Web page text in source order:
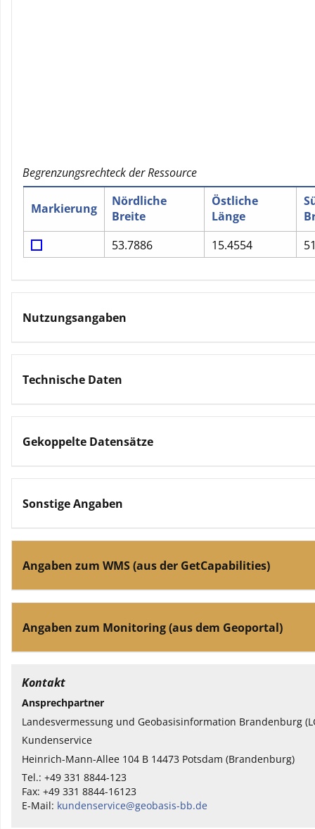
Begrenzungsrechteck der Ressource
Markierung
Nördliche
Breite
Östliche
Länge
53.7886
15.4554
Nutzungsangaben
Technische Daten
Gekoppelte Datensätze
Sonstige Angaben
Angaben zum WMS (aus der GetCapabilities)
Angaben zum Monitoring (aus dem Geoportal)
Kontakt
Ansprechpartner
Landesvermessung und Geobasisinformation Brandenburg
Kundenservice
Heinrich-Mann-Allee 104 B 14473 Potsdam (Brandenburg)
Tel.: +49 331 8844-123
Fax: +49 331 8844-16123
E-Mail: kundenservice@geobasis-bb.de